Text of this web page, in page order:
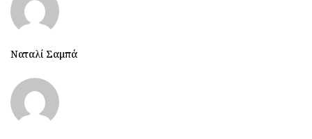
Ναταλί Σαμπά